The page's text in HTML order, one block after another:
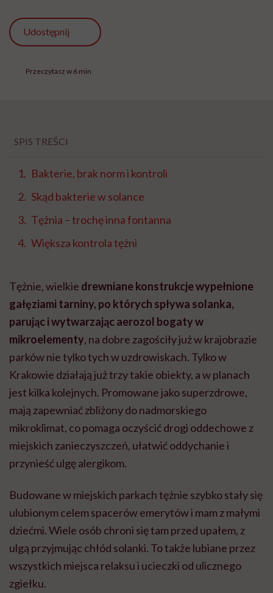
Udostępnij
Przeczytasz w 6 min
SPIS TREŚCI
Bakterie, brak norm i kontroli
Skąd bakterie w solance
Tężnia – trochę inna fontanna
Większa kontrola tężni
Tężnie, wielkie drewniane konstrukcje wypełnione
gałęziami tarniny, po których spływa solanka,
parując i wytwarzając aerozol bogaty w
mikroelementy, na dobre zagościły już w krajobrazie
parków nie tylko tych w uzdrowiskach. Tylko w
Krakowie działają już trzy takie obiekty, a w planach
jest kilka kolejnych. Promowane jako superzdrowe,
mają zapewniać zbliżony do nadmorskiego
mikroklimat, co pomaga oczyścić drogi oddechowe z
miejskich zanieczyszczeń, ułatwić oddychanie i
przynieść ulgę alergikom.
Budowane w miejskich parkach tężnie szybko stały się
ulubionym celem spacerów emerytów i mam z małymi
dziećmi. Wiele osób chroni się tam przed upałem, z
ulgą przyjmując chłód solanki. To także lubiane przez
wszystkich miejsca relaksu i ucieczki od ulicznego
zgiełku.